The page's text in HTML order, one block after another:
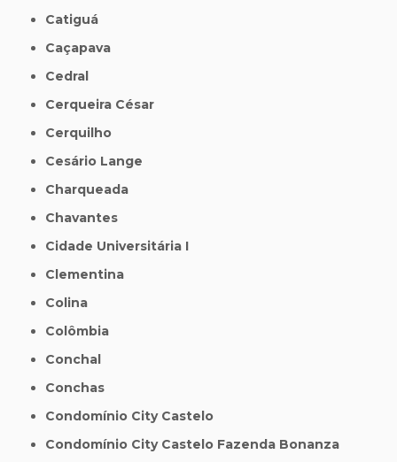
Catiguá
Caçapava
Cedral
Cerqueira César
Cerquilho
Cesário Lange
Charqueada
Chavantes
Cidade Universitária I
Clementina
Colina
Colômbia
Conchal
Conchas
Condomínio City Castelo
Condomínio City Castelo Fazenda Bonanza